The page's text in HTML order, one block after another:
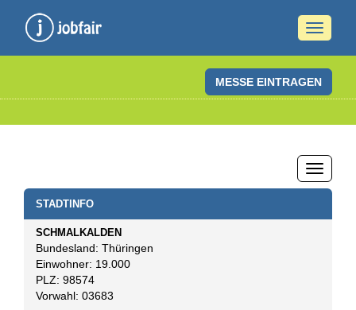
MESSE EINTRAGEN
ein-/
STADTINFO
SCHMALKALDEN
Bundesland: Thüringen
Einwohner: 19.000
PLZ: 98574
Vorwahl: 03683